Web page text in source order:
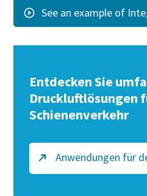
See an example of
Entdecken Sie
Druckluftlösungen
Schienenverkehr
Anwendungen für